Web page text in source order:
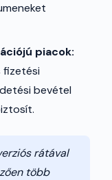
piacok:
fizetési
bevétel
rátával
több